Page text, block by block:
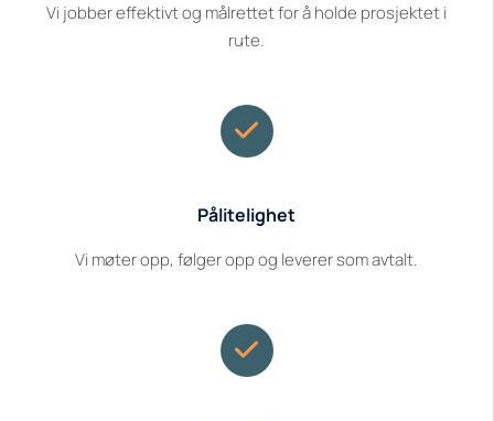
Vi jobber effektivt og målrettet for å holde prosjektet i
rute.
Pålitelighet
Vi møter opp, følger opp og leverer som avtalt.